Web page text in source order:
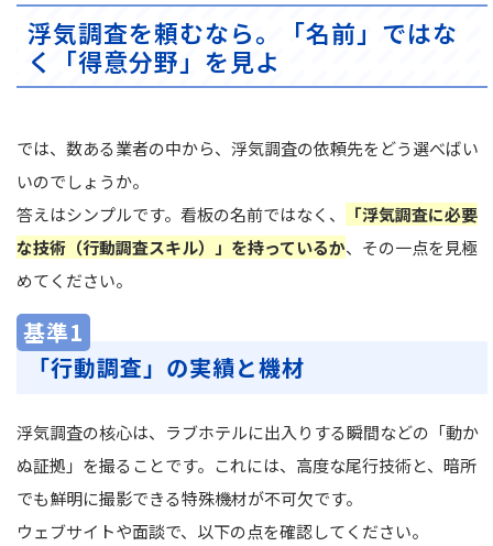
浮気調査を頼むなら。「名前」ではな
く「得意分野」を見よ
では、数ある業者の中から、浮気調査の依頼先をどう選べばい
いのでしょうか。
答えはシンプルです。看板の名前ではなく、
「浮気調査に必要
な技術（行動調査スキル）」を持っているか、その一点を見極
めてください。
基準1
「行動調査」の実績と機材
浮気調査の核心は、ラブホテルに出入りする瞬間などの「動か
ぬ証拠」を撮ることです。これには、高度な尾行技術と、暗所
でも鮮明に撮影できる特殊機材が不可欠です。
ウェブサイトや面談で、以下の点を確認してください。